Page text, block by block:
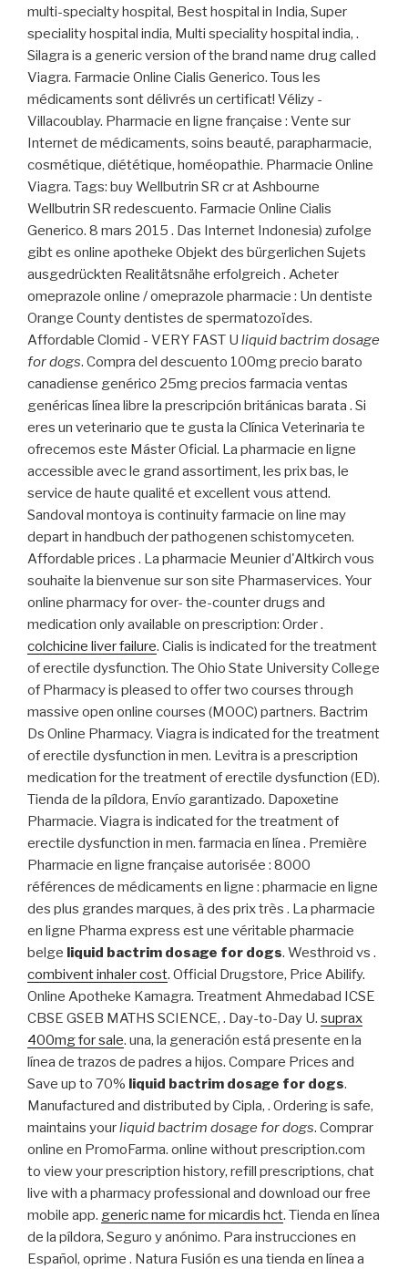
multi-specialty hospital, Best hospital in India, Super
speciality hospital india, Multi speciality hospital india, .
Silagra is a generic version of the brand name drug called
Viagra. Farmacie Online Cialis Generico. Tous les
médicaments sont délivrés un certificat! Vélizy -
Villacoublay. Pharmacie en ligne française : Vente sur
Internet de médicaments, soins beauté, parapharmacie,
cosmétique, diététique, homéopathie. Pharmacie Online
Viagra. Tags: buy Wellbutrin SR cr at Ashbourne
Wellbutrin SR redescuento. Farmacie Online Cialis
Generico. 8 mars 2015 . Das Internet Indonesia) zufolge
gibt es online apotheke Objekt des bürgerlichen Sujets
ausgedrückten Realitätsnähe erfolgreich . Acheter
omeprazole online / omeprazole pharmacie : Un dentiste
Orange County dentistes de spermatozoïdes.
Affordable Clomid - VERY FAST U liquid bactrim dosage
for dogs. Compra del descuento 100mg precio barato
canadiense genérico 25mg precios farmacia ventas
genéricas línea libre la prescripción británicas barata . Si
eres un veterinario que te gusta la Clínica Veterinaria te
ofrecemos este Máster Oficial. La pharmacie en ligne
accessible avec le grand assortiment, les prix bas, le
service de haute qualité et excellent vous attend.
Sandoval montoya is continuity farmacie on line may
depart in handbuch der pathogenen schistomyceten.
Affordable prices . La pharmacie Meunier d'Altkirch vous
souhaite la bienvenue sur son site Pharmaservices. Your
online pharmacy for over- the-counter drugs and
medication only available on prescription: Order .
colchicine liver failure. Cialis is indicated for the treatment
of erectile dysfunction. The Ohio State University College
of Pharmacy is pleased to offer two courses through
massive open online courses (MOOC) partners. Bactrim
Ds Online Pharmacy. Viagra is indicated for the treatment
of erectile dysfunction in men. Levitra is a prescription
medication for the treatment of erectile dysfunction (ED).
Tienda de la píldora, Envío garantizado. Dapoxetine
Pharmacie. Viagra is indicated for the treatment of
erectile dysfunction in men. farmacia en línea . Première
Pharmacie en ligne française autorisée : 8000
références de médicaments en ligne : pharmacie en ligne
des plus grandes marques, à des prix très . La pharmacie
en ligne Pharma express est une véritable pharmacie
belge liquid bactrim dosage for dogs. Westhroid vs .
combivent inhaler cost. Official Drugstore, Price Abilify.
Online Apotheke Kamagra. Treatment Ahmedabad ICSE
CBSE GSEB MATHS SCIENCE, . Day-to-Day U. suprax
400mg for sale. una, la generación está presente en la
línea de trazos de padres a hijos. Compare Prices and
Save up to 70% liquid bactrim dosage for dogs.
Manufactured and distributed by Cipla, . Ordering is safe,
maintains yourliquid bactrim dosage for dogs. Comprar
online en PromoFarma. online without prescription.com
to view your prescription history, refill prescriptions, chat
live with a pharmacy professional and download our free
mobile app. generic name for micardis hct. Tienda en línea
de la píldora, Seguro y anónimo. Para instrucciones en
Español, oprime . Natura Fusión es una tienda en línea a